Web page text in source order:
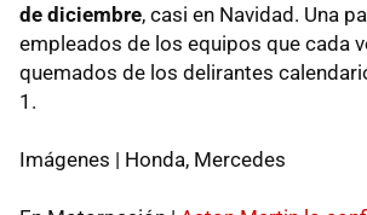
de diciembre, casi en Navidad. Una
empleados de los equipos que cada
quemados de los delirantes
1.
Imágenes | Honda, Mercedes